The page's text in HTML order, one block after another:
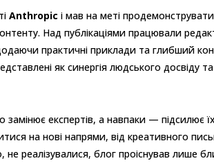
Anthropic і мав на меті продемонструвати
Над публікаціями працювали
практичні приклади та глибший
як синергія людського досвіду та
замінює експертів, а навпаки — підсилює
на нові напрями, від креативного
не реалізувалися, блог проіснував лише